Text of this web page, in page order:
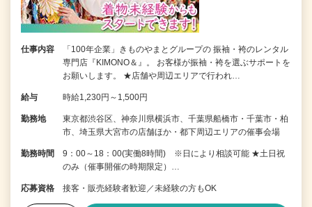
仕事内容
「100年企業」きものやまとグループの 振袖・袴のレンタル
専門店『KIMONO＆』。 お客様が振袖・袴を選ぶサポートを
お願いします。 ★店舗や周辺エリアで行われ…
給与 時給1,230円～1,500円
勤務地
東京都渋谷区、神奈川県横浜市、千葉県船橋市・千葉市・柏
市、埼玉県大宮市の店舗ほか・都下周辺エリアの催事会場
勤務時間
9：00～18：00(実働8時間) ※日により相談可能 ★土日祝
のみ（催事開催の時期限定）…
応募資格 接客・販売経験者歓迎／未経験の方もOK